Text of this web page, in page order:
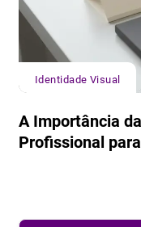
Identidade Visual
A Importância
Profissional